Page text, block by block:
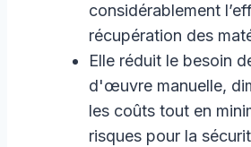
considérablement
récupération des
Elle réduit le besoin
d'œuvre manuelle,
les coûts tout en
risques pour la